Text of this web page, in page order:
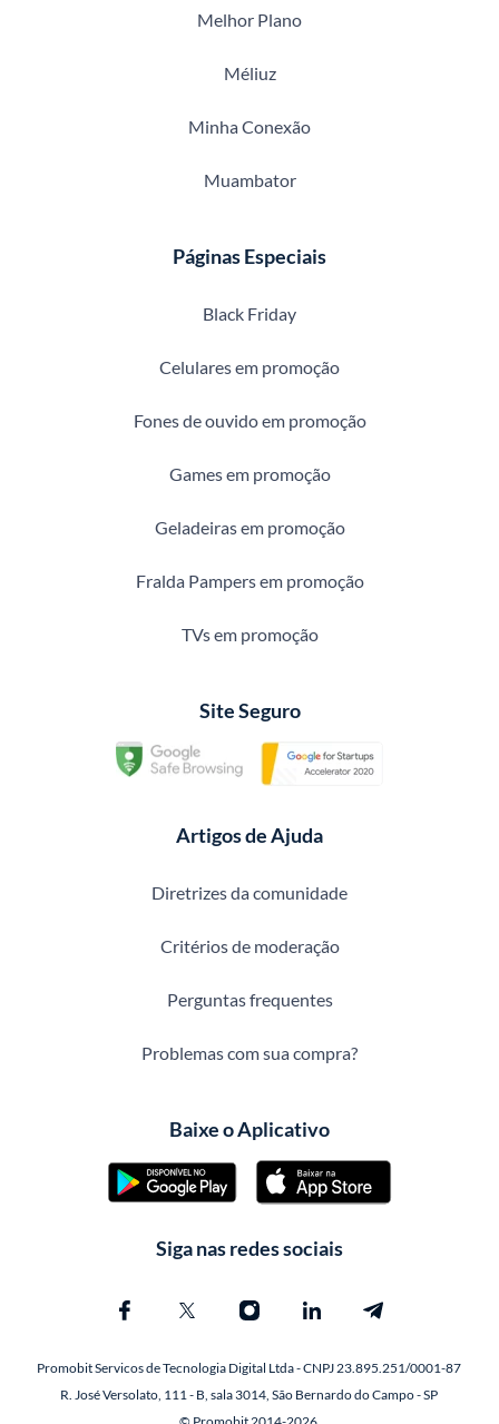
Melhor Plano
Méliuz
Minha Conexão
Muambator
Páginas Especiais
Black Friday
Celulares em promoção
Fones de ouvido em promoção
Games em promoção
Geladeiras em promoção
Fralda Pampers em promoção
TVs em promoção
Site Seguro
Artigos de Ajuda
Diretrizes da comunidade
Critérios de moderação
Perguntas frequentes
Problemas com sua compra?
Baixe o Aplicativo
Siga nas redes sociais
Promobit Servicos de Tecnologia Digital Ltda - CNPJ 23.895.251/0001-87
R. José Versolato, 111 - B, sala 3014, São Bernardo do Campo - SP